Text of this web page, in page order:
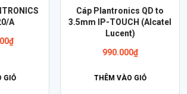
A
₫
GIỎ
Cáp Plantronics QD to
3.5mm IP-TOUCH (Alcatel
Lucent)
990.000₫
THÊM VÀO GIỎ